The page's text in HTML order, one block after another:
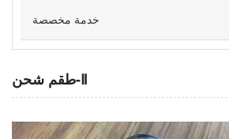
خدمة مخصصة
طقم شحن-Ⅱ